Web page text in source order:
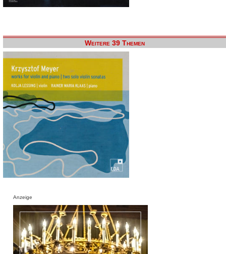
Weitere 39 Themen
Anzeige